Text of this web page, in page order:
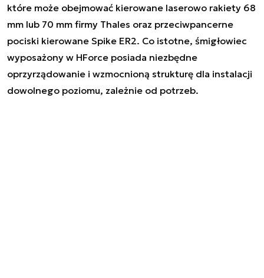
które może obejmować kierowane laserowo rakiety 68
mm lub 70 mm firmy Thales oraz przeciwpancerne
pociski kierowane Spike ER2. Co istotne, śmigłowiec
wyposażony w HForce posiada niezbędne
oprzyrządowanie i wzmocnioną strukturę dla instalacji
dowolnego poziomu, zależnie od potrzeb.